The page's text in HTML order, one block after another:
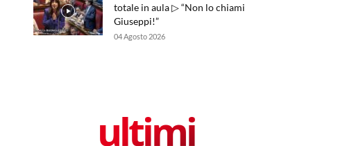
totale in aula ▷ “Non lo chiami
Giuseppi!”
04 Agosto 2026
ultimi